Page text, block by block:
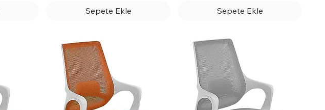
Sepete Ekle Sepete Ekle